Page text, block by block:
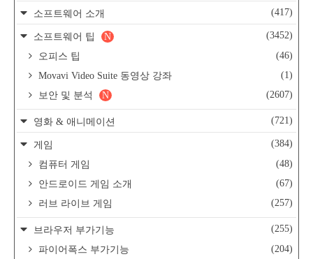
소프트웨어 소개 (417)
소프트웨어 팁 (3452)
N
오피스 팁
(46)
Movavi Video Suite 동영상 강좌
(1)
보안 및 분석
(2607)
N
영화 & 애니메이션 (721)
게임
(384)
컴퓨터 게임
(48)
안드로이드 게임 소개
(67)
러브 라이브 게임
(257)
브라우저 부가기능
(255)
파이어폭스 부가기능
(204)